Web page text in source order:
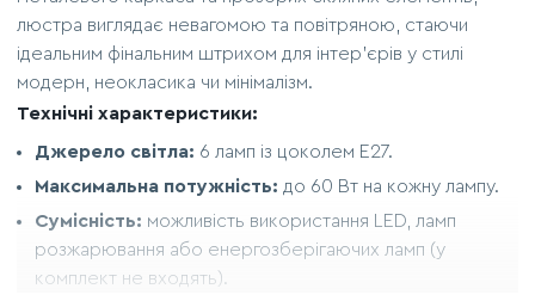
люстра виглядає невагомою та повітряною, стаючи
ідеальним фінальним штрихом для інтер’єрів у стилі
модерн, неокласика чи мінімалізм.
Технічні характеристики:
Джерело світла: 6 ламп із цоколем E27.
Максимальна потужність: до 60 Вт на кожну лампу.
Сумісність: можливість використання LED, ламп
розжарювання або енергозберігаючих ламп (у
комплект не входять).